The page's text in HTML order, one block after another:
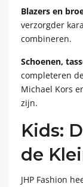
Blazers en
verzorgder
combineren.
Schoenen,
completeren
Michael Kors
zijn.
Kids:
de
JHP Fashion